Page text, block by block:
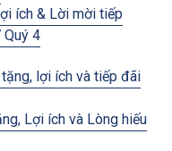
ích & Lời mời tiếp
Quý 4
lợi ích và tiếp đãi
Lợi ích và Lòng hiếu